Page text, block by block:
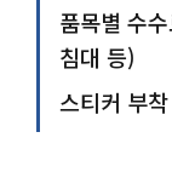
품목별 수
침대 등)
스티커 부